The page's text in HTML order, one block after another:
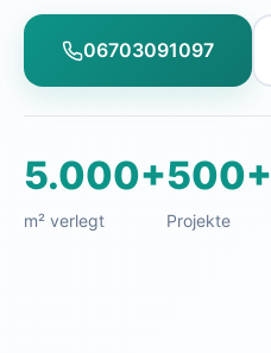
06703091097
5.000+
m² verlegt
500+
Projekte